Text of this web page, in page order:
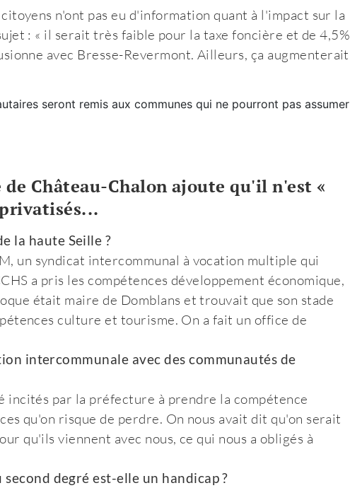
n'ont pas eu d'information quant à l'impact sur la
: « il serait très faible pour la taxe foncière et de 4,5%
avec Bresse-Revermont. Ailleurs, ça augmenterait
seront remis aux communes qui ne pourront pas assumer
Château-Chalon ajoute qu'il n'est «
la haute Seille ?
un syndicat intercommunal à vocation multiple qui
a pris les compétences développement économique,
était maire de Domblans et trouvait que son stade
culture et tourisme. On a fait un office de
intercommunale avec des communautés de
incités par la préfecture à prendre la compétence
qu'on risque de perdre. On nous avait dit qu'on serait
qu'ils viennent avec nous, ce qui nous a obligés à
degré est-elle un handicap ?